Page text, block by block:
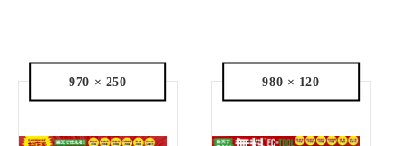
970 × 250 980 × 120